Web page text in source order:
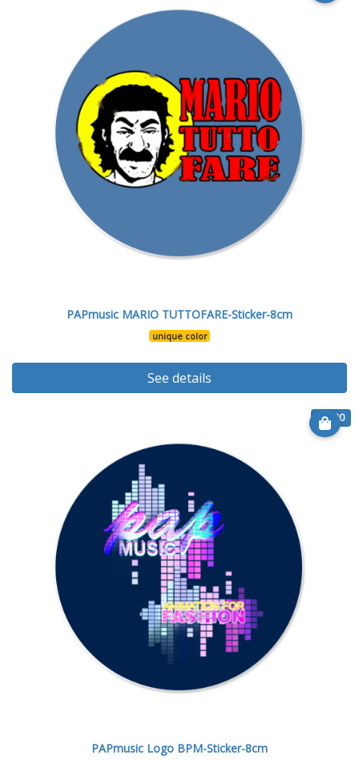
PAPmusic MARIO TUTTOFARE-Sticker-8cm
unique color
See details
€ 6.90
PAPmusic Logo BPM-Sticker-8cm